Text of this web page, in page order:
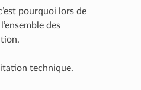
pourquoi lors de
des
technique.